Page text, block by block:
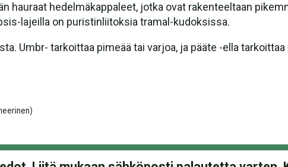
hauraat hedelmäkappaleet, jotka ovat rakenteeltaan
lajeilla on puristinliitoksia tramal-kudoksissa.
Umbr- tarkoittaa pimeää tai varjoa, ja pääte -ella